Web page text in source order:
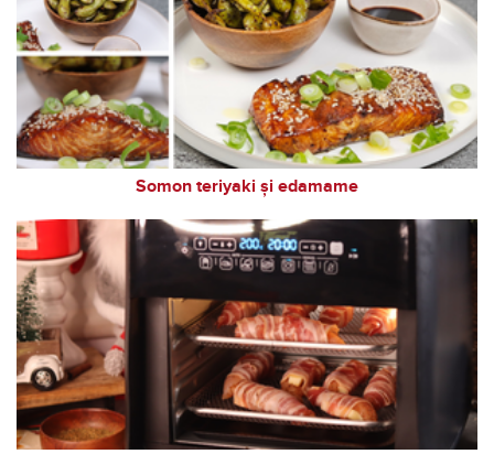
Somon teriyaki și edamame